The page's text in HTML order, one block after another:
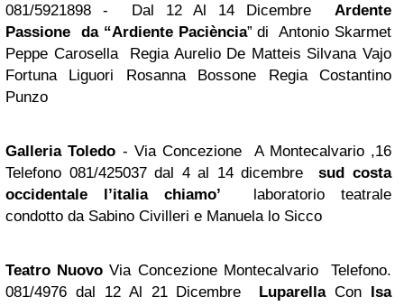
081/5921898 - Dal 12 Al 14 Dicembre Ardente
Passione da “Ardiente Paciència” di Antonio Skarmet
Peppe Carosella Regia Aurelio De Matteis Silvana Vajo
Fortuna Liguori Rosanna Bossone Regia Costantino
Punzo
Galleria Toledo - Via Concezione A Montecalvario ,16
Telefono 081/425037 dal 4 al 14 dicembresud costa
occidentale l’italia chiamo’ laboratorio teatrale
condotto da Sabino Civilleri e Manuela lo Sicco
Teatro Nuovo Via Concezione Montecalvario Telefono.
081/4976 dal 12 Al 21 Dicembre LuparellaCon Isa